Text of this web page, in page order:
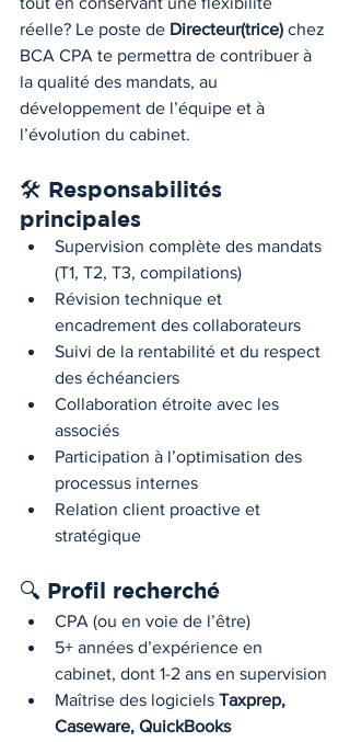
réelle? Le poste de Directeur(trice) chez
BCA CPA te permettra de contribuer à
la qualité des mandats, au
développement de l’équipe et à
l’évolution du cabinet.
🛠️ Responsabilités
principales
Supervision complète des mandats
(T1, T2, T3, compilations)
Révision technique et
encadrement des collaborateurs
Suivi de la rentabilité et du respect
des échéanciers
Collaboration étroite avec les
associés
Participation à l’optimisation des
processus internes
Relation client proactive et
stratégique
🔍 Profil recherché
CPA (ou en voie de l’être)
5+ années d’expérience en
cabinet, dont 1-2 ans en supervision
Maîtrise des logiciels Taxprep,
Caseware, QuickBooks